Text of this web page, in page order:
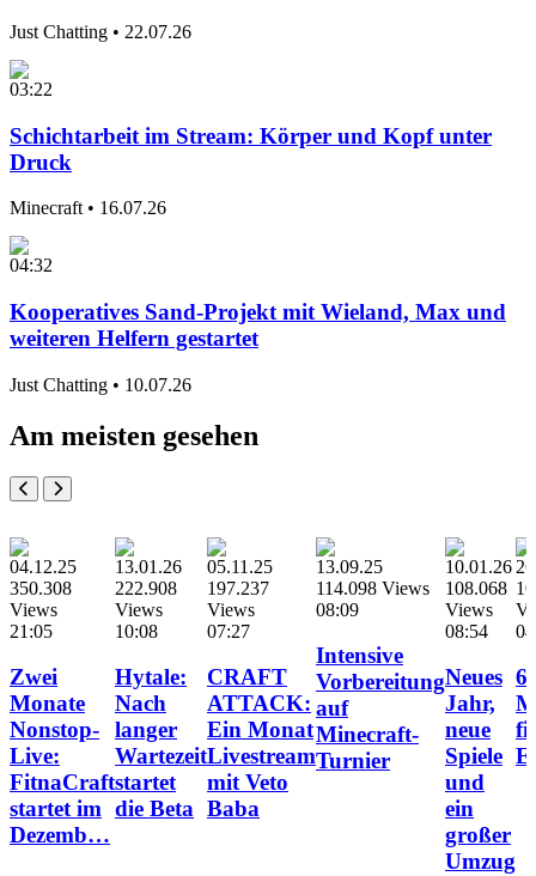
Just Chatting • 22.07.26
03:22
Schichtarbeit im Stream: Körper und Kopf unter
Druck
Minecraft • 16.07.26
04:32
Kooperatives Sand-Projekt mit Wieland, Max und
weiteren Helfern gestartet
Just Chatting • 10.07.26
Am meisten gesehen
04.12.25
350.308
Views
21:05
Zwei
Monate
Nonstop-
Live:
FitnaCraft
startet im
Dezemb…
13.01.26
222.908
Views
10:08
Hytale:
Nach
langer
Wartezeit
startet
die Beta
05.11.25
197.237
Views
07:27
CRAFT
ATTACK:
Ein Monat
Livestream
mit Veto
Baba
13.09.25
114.098 Views
08:09
Intensive
Vorbereitung
auf
Minecraft-
Turnier
10.01.26
108.068
Views
08:54
Neues
Jahr,
neue
Spiele
und
ein
großer
Umzug